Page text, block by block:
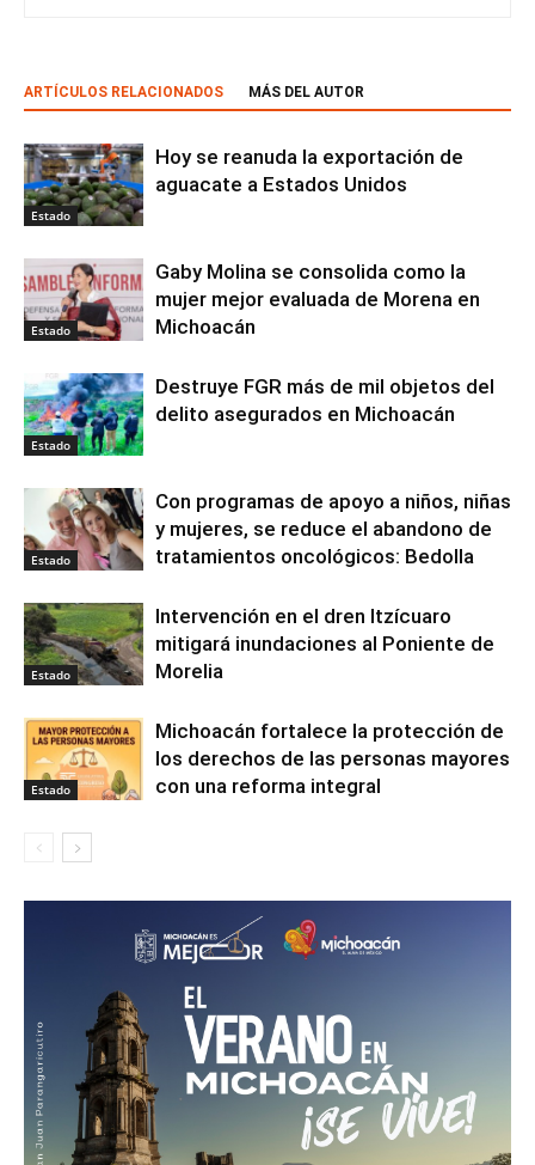
ARTÍCULOS RELACIONADOS MÁS DEL AUTOR
Estado
Hoy se reanuda la exportación de
aguacate a Estados Unidos
Estado
Gaby Molina se consolida como la
mujer mejor evaluada de Morena en
Michoacán
Estado
Destruye FGR más de mil objetos del
delito asegurados en Michoacán
Estado
Con programas de apoyo a niños, niñas
y mujeres, se reduce el abandono de
tratamientos oncológicos: Bedolla
Estado
Intervención en el dren Itzícuaro
mitigará inundaciones al Poniente de
Morelia
Estado
Michoacán fortalece la protección de
los derechos de las personas mayores
con una reforma integral